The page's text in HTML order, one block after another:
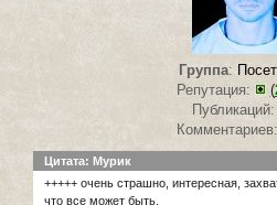
Группа:
Репутация:
(
Цитата: Мурик
+++++ очень страшно, интересная,
что все может быть.